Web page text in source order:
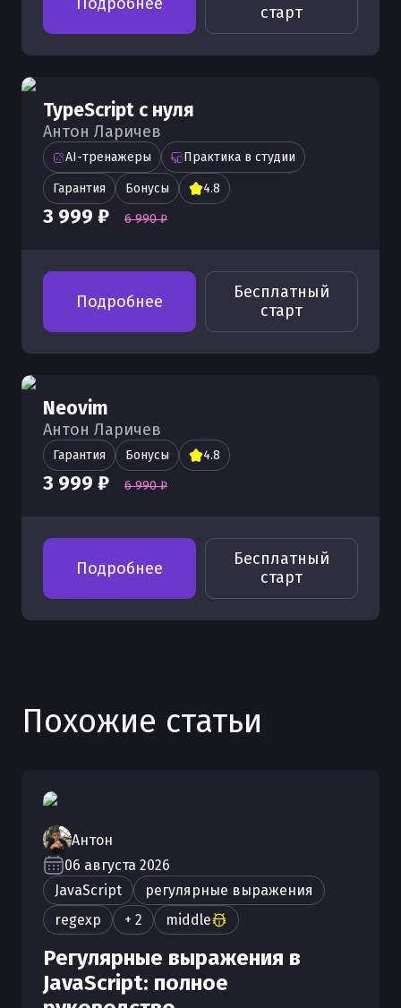
старт
TypeScript с нуля
Антон Ларичев
AI-тренажеры Практика в студии
Гарантия Бонусы 4.8
3 999 ₽ 6 990 ₽
Подробнее
Бесплатный
старт
Neovim
Антон Ларичев
Гарантия Бонусы 4.8
3 999 ₽ 6 990 ₽
Подробнее
Бесплатный
старт
Похожие статьи
Антон
06 августа 2026
JavaScript
регулярные выражения
regexp
+ 2 middle
Регулярные выражения в
JavaScript: полное